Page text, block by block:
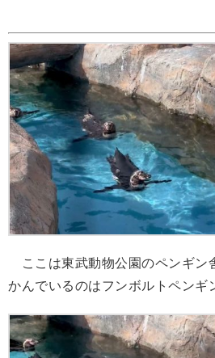
ここは東武動物公園のペンギン
かんでいるのはフンボルトペンギ